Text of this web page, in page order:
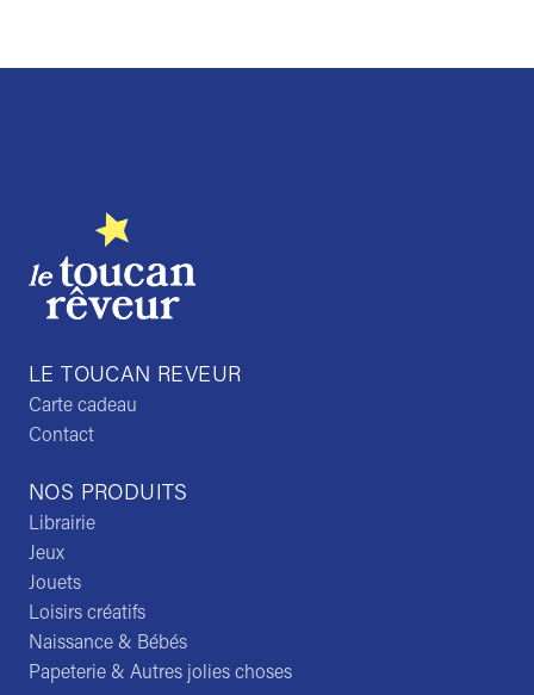
NOS PRODUITS
Librairie
Jeux
Jouets
Loisirs créatifs
Naissance & Bébés
Papeterie & Autres jolies choses
LE TOUCAN REVEUR
Carte cadeau
Contact